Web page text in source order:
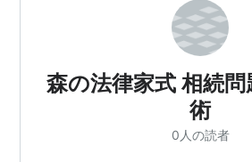
森の法律家式 相続
術
0人の読者